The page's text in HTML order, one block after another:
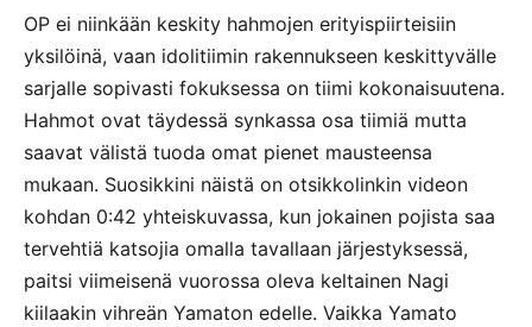
OP ei niinkään keskity hahmojen erityispiirteisiin
yksilöinä, vaan idolitiimin rakennukseen keskittyvälle
sarjalle sopivasti fokuksessa on tiimi kokonaisuutena.
Hahmot ovat täydessä synkassa osa tiimiä mutta
saavat välistä tuoda omat pienet mausteensa
mukaan. Suosikkini näistä on otsikkolinkin videon
kohdan 0:42 yhteiskuvassa, kun jokainen pojista saa
tervehtiä katsojia omalla tavallaan järjestyksessä,
paitsi viimeisenä vuorossa oleva keltainen Nagi
kiilaakin vihreän Yamaton edelle. Vaikka Yamato